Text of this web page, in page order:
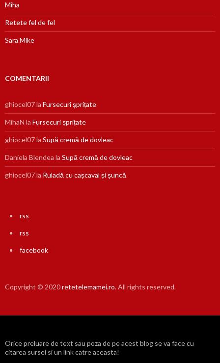
Miha
Retete fel de fel
Sara Mike
COMENTARII
ghiocel07la Fursecuri șprițate
MihaN la Fursecuri șprițate
ghiocel07la Supă cremă de dovleac
Daniela Blendea la Supă cremă de dovleac
ghiocel07la Ruladă cu cașcaval și șuncă
rss
rss
facebook
Copyright © 2020retetelemamei.ro. All rights reserved.
Orice preluare de text sau poza de pe acest blog se va face cu
citarea sursei si un link catre aceasta!